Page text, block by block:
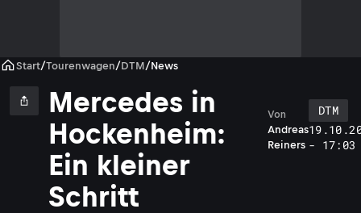
Start/Tourenwagen/DTM/News
Mercedes in
Hockenheim:
Ein kleiner
Schritt
Andreas
Reiners
Von
DTM
- 17:03